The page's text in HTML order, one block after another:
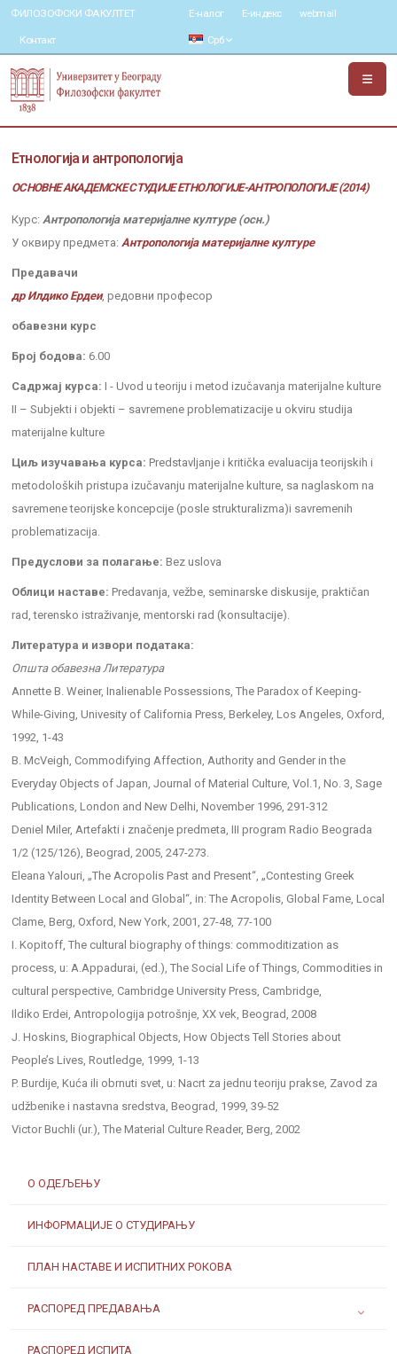
ФИЛОЗОФСКИ ФАКУЛТЕТ
Контакт
Е-налог Е-индекс webmail
Срб
О ОДЕЉЕЊУ
ИНФОРМАЦИЈЕ О СТУДИРАЊУ
ПЛАН НАСТАВЕ И ИСПИТНИХ РОКОВА
РАСПОРЕД ПРЕДАВАЊА
РАСПОРЕД ИСПИТА
Етнологија и антропологија
ОСНОВНЕ АКАДЕМСКЕ СТУДИЈЕ ЕТНОЛОГИЈЕ-АНТРОПОЛОГИЈЕ (2014)
Курс: Антропологија материјалне културе (осн.)
У оквиру предмета: Антропологија материјалне културе
Предавачи
др Илдико Ердеи, редовни професор
обавезни курс
Број бодова: 6.00
Садржај курса: I - Uvod u teoriju i metod izučavanja materijalne kulture
II – Subjekti i objekti – savremene problematizacije u okviru studija
materijalne kulture
Циљ изучавања курса: Predstavljanje i kritička evaluacija teorijskih i
metodoloških pristupa izučavanju materijalne kulture, sa naglaskom na
savremene teorijske koncepcije (posle strukturalizma)i savremenih
problematizacija.
Предуслови за полагање: Bez uslova
Облици наставе: Predavanja, vežbe, seminarske diskusije, praktičan
rad, terensko istraživanje, mentorski rad (konsultacije).
Литература и извори података:
Општа обавезна Литература
Annette B. Weiner, Inalienable Possessions, The Paradox of Keeping-
While-Giving, Univesity of California Press, Berkeley, Los Angeles, Oxford,
1992, 1-43
B. McVeigh, Commodifying Affection, Authority and Gender in the
Everyday Objects of Japan, Journal of Material Culture, Vol.1, No. 3, Sage
Publications, London and New Delhi, November 1996, 291-312
Deniel Miler, Artefakti i značenje predmeta, III program Radio Beograda
1/2 (125/126), Beograd, 2005, 247-273.
Eleana Yalouri, „The Acropolis Past and Present“, „Contesting Greek
Identity Between Local and Global“, in: The Acropolis, Global Fame, Local
Clame, Berg, Oxford, New York, 2001, 27-48, 77-100
I. Kopitoff, The cultural biography of things: commoditization as
process, u: A.Appadurai, (ed.), The Social Life of Things, Commodities in
cultural perspective, Cambridge University Press, Cambridge,
Ildiko Erdei, Antropologija potrošnje, XX vek, Beograd, 2008
J. Hoskins, Biographical Objects, How Objects Tell Stories about
People’s Lives, Routledge, 1999, 1-13
P. Burdije, Kuća ili obrnuti svet, u: Nacrt za jednu teoriju prakse, Zavod za
udžbenike i nastavna sredstva, Beograd, 1999, 39-52
Victor Buchli (ur.), The Material Culture Reader, Berg, 2002